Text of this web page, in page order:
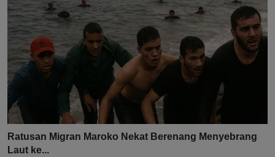
Ratusan Migran Maroko Nekat Berenang Menyebrang
Laut ke...